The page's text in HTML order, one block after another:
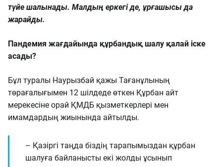
түйе шалынады. Малдың еркегі де, ұрғашысы да
жарайды.
Пандемия жағдайында құрбандық шалу қалай іске
асады?
Бұл туралы Наурызбай қажы Тағанұлының
төрағалығымен 12 шілдеде өткен Құрбан айт
мерекесіне орай ҚМДБ қызметкерлері мен
имамдардың жиынында айтылды.
– Қазіргі таңда біздің тарапымыздан құрбан
шалуға байланысты екі жолды ұсынып